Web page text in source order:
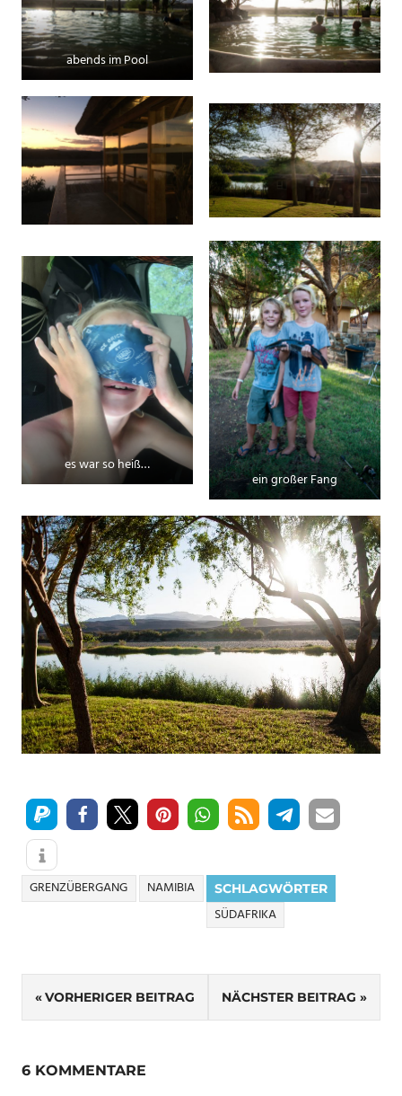
abends im Pool
es war so heiß…
ein großer Fang
SCHLAGWÖRTER
GRENZÜBERGANG
NAMIBIA
SÜDAFRIKA
Beitragsnavigation
VORHERIGER BEITRAG NÄCHSTER BEITRAG
6 KOMMENTARE